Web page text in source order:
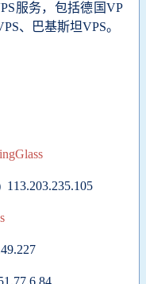
服务，包括德国VP
、巴基斯坦VPS。